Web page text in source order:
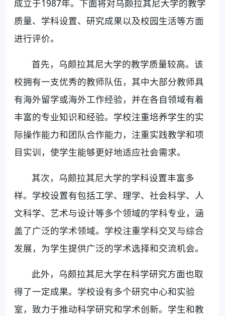
成立于1987年。下面将对乌颇拉其尼大学的教学
质量、学科设置、研究成果以及校园生活等方面
进行评价。
首先，乌颇拉其尼大学的教学质量较高。该
校拥有一支优秀的教师队伍，其中大部分教师具
有海外留学或海外工作经验，并在各自领域有着
丰富的专业知识和经验。学校注重培养学生的实
际操作能力和团队合作能力，注重实践教学和项
目实训，使学生能够更好地适应社会需求。
其次，乌颇拉其尼大学的学科设置丰富多
样。学校设置有包括工学、理学、社会科学、人
文科学、艺术与设计等多个领域的学科专业，涵
盖了广泛的学术领域。学校注重学科交叉与综合
发展，为学生提供广泛的学术选择和交流机会。
此外，乌颇拉其尼大学在科学研究方面也取
得了一定成果。学校设有多个研究中心和实验
室，致力于推动科学研究和学术创新。学生和教